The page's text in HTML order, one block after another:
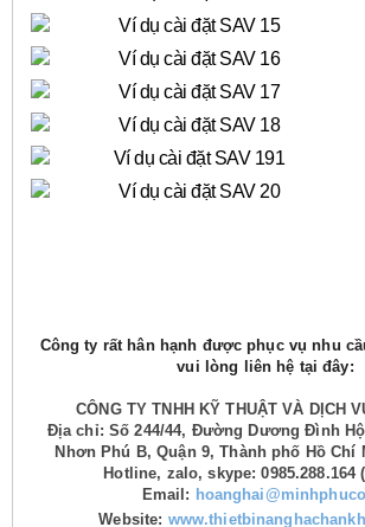
Công ty rất hân hạnh được phục vụ nhu
vui lòng liên hệ tại đây:
CÔNG TY TNHH KỸ THUẬT VÀ DỊCH
Địa chỉ: Số 244/44, Đường Dương Đình
Nhơn Phú B, Quận 9, Thành phố Hồ Chí
Hotline, zalo, skype: 0985.288.164
Email:
Website: